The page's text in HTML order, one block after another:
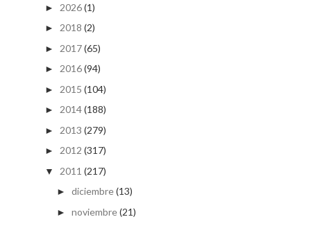
► 2026(1)
► 2018 (2)
► 2017(65)
► 2016(94)
► 2015 (104)
► 2014(188)
► 2013 (279)
► 2012 (317)
▼ 2011 (217)
► diciembre(13)
► noviembre(21)